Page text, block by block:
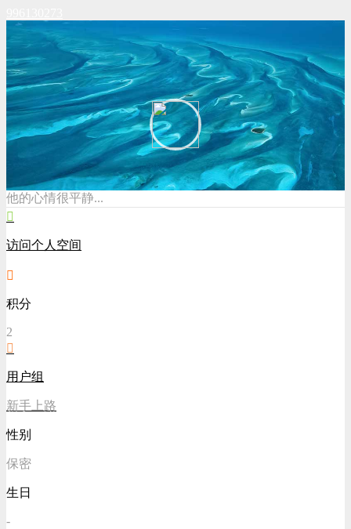
他的心情很平静...
访问个人空间
积分
2
用户组
新手上路
性别
保密
生日
-